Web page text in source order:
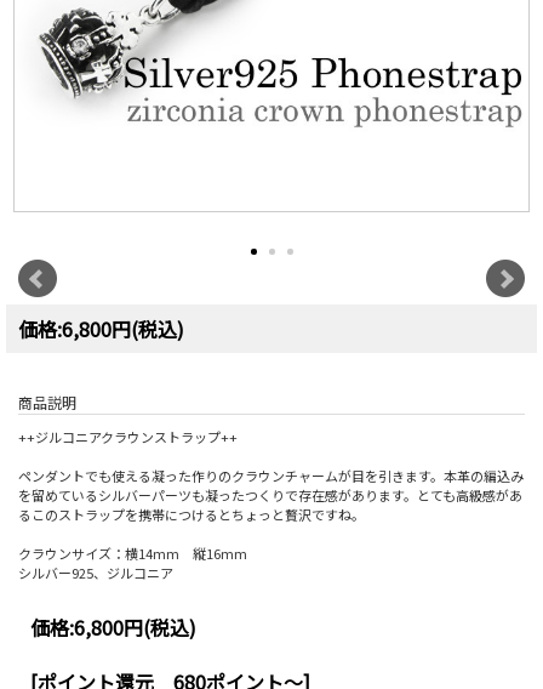
価格:6,800円(税込)
商品説明
++ジルコニアクラウンストラップ++
ペンダントでも使える凝った作りのクラウンチャームが目を引きます。本革の編込み
を留めているシルバーパーツも凝ったつくりで存在感があります。とても高級感があ
るこのストラップを携帯につけるとちょっと贅沢ですね。
クラウンサイズ：横14mm 縦16mm
シルバー925、ジルコニア
価格:6,800円(税込)
[ポイント還元 680ポイント～]